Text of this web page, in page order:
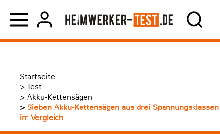
Startseite
> Test
> Akku-Kettensägen
> Sieben Akku-Kettensägen aus drei Spannungsklassen
im Vergleich